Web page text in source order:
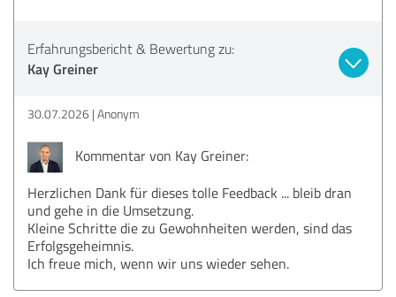
Erfahrungsbericht & Bewertung zu:
Kay Greiner
30.07.2026 Anonym
Kommentar von Kay Greiner:
Herzlichen Dank für dieses tolle Feedback ... bleib dran
und gehe in die Umsetzung.
Kleine Schritte die zu Gewohnheiten werden, sind das
Erfolgsgeheimnis.
Ich freue mich, wenn wir uns wieder sehen.